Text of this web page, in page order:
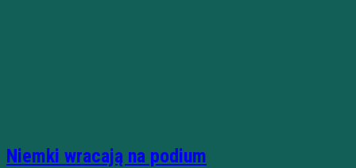
Niemki wracają na podium